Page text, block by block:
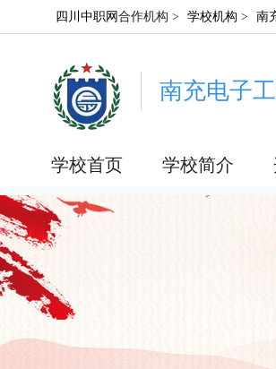
四川中职网 合作机构 > 学校机构 > 南
南充电子
学校首页 学校简介